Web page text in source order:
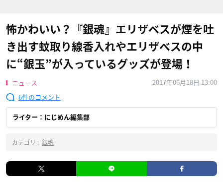
怖かわいい？『銀魂』エリザベスが煙を吐
き出す蚊取り線香入れやエリザベスの中
に“銀玉”が入っているグッズが登場！
ニュース
2017年06月18日 13:00
6
ライター：にじめん編集部
カテゴリ : 銀魂